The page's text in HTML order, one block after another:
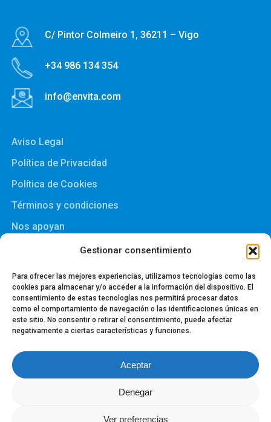
Gestionar consentimiento
Para ofrecer las mejores experiencias, utilizamos tecnologías como las
cookies para almacenar y/o acceder a la información del dispositivo. El
consentimiento de estas tecnologías nos permitirá procesar datos
como el comportamiento de navegación o las identificaciones únicas en
este sitio. No consentir o retirar el consentimiento, puede afectar
negativamente a ciertas características y funciones.
Aceptar
Denegar
Ver preferencias
C/ Pintor Colmeiro 1, 36211 – Vigo
+34 986 134 354
info@envita.com
Aviso Legal
Política de Privacidad
Política de Cookies
Términos y condiciones
Nos apoyan
NOS APOYAN
© 2026 Envita® Human Centred Care.